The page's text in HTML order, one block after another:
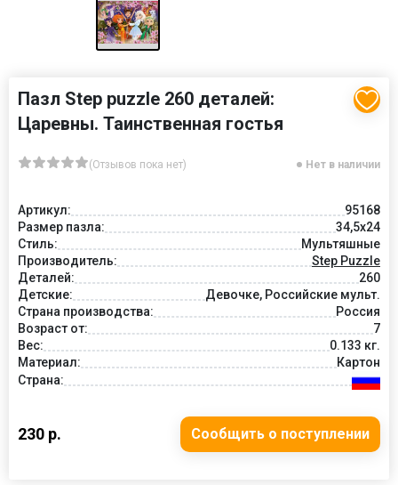
Пазл Step puzzle 260 деталей:
Царевны. Таинственная гостья
(Отзывов пока нет) Нет в наличии
Артикул:
95168
Размер пазла:
34,5x24
Стиль:
Мультяшные
Производитель:
Step Puzzle
Деталей:
260
Детские:
Девочке, Российские мульт.
Страна производства:
Россия
Возраст от:
7
Вес:
0.133 кг.
Материал:
Картон
Страна:
230 р. Сообщить о поступлении